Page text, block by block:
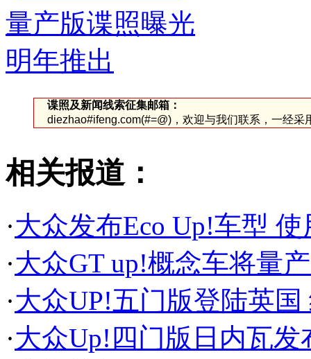
谍照及新闻线索征集邮箱：
diezhao#ifeng.com(#=@)，欢迎与我们联系，一经采
相关报道：
·大众发布Eco Up!车型
·大众GT up!概念车将量
·大众UP!五门版登陆英
·大众Up!四门版日内瓦发